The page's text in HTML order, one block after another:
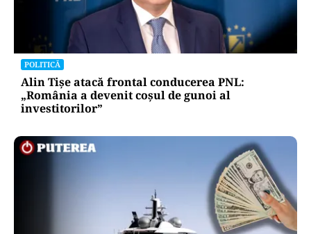
POLITICĂ
Alin Tișe atacă frontal conducerea PNL:
„România a devenit coșul de gunoi al
investitorilor”